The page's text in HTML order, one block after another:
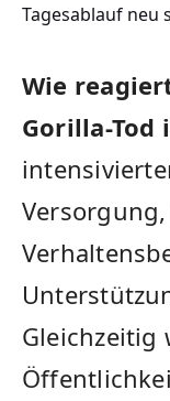
Tagesablauf
Wie
Gorilla-Tod
Gleichzeitig